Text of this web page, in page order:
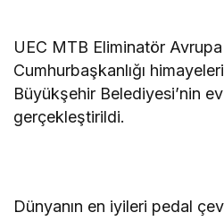
UEC MTB Eliminatör
Cumhurbaşkanlığı
Büyükşehir Belediyesi’nin
gerçekleştirildi.
Dünyanın en iyileri pedal